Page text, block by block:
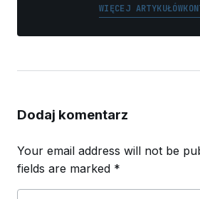
WIĘCEJ ARTYKUŁÓW
Dodaj komentarz
Your email address will not be
fields are marked *